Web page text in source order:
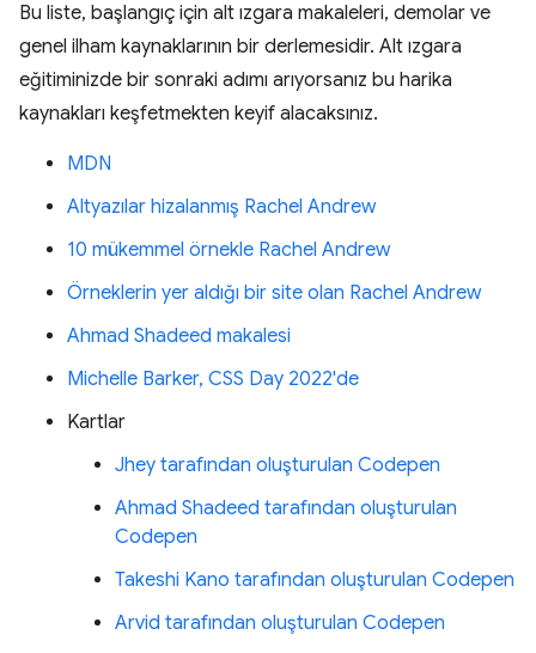
Bu liste, başlangıç için alt ızgara makaleleri, demolar ve
genel ilham kaynaklarının bir derlemesidir. Alt ızgara
eğitiminizde bir sonraki adımı arıyorsanız bu harika
kaynakları keşfetmekten keyif alacaksınız.
MDN
Altyazılar hizalanmış Rachel Andrew
10 mükemmel örnekle Rachel Andrew
Örneklerin yer aldığı bir site olan Rachel Andrew
Ahmad Shadeed makalesi
Michelle Barker, CSS Day 2022'de
Kartlar
Jhey tarafından oluşturulan Codepen
Ahmad Shadeed tarafından oluşturulan
Codepen
Takeshi Kano tarafından oluşturulan Codepen
Arvid tarafından oluşturulan Codepen